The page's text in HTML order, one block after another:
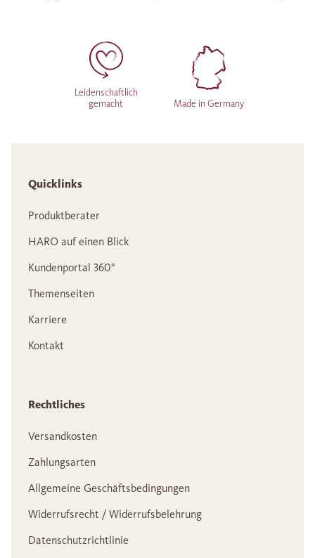
Leidenschaftlich
gemacht
Made in Germany
Quicklinks
Produktberater
HARO auf einen Blick
Kundenportal 360°
Themenseiten
Karriere
Kontakt
Rechtliches
Versandkosten
Zahlungsarten
Allgemeine Geschäftsbedingungen
Widerrufsrecht / Widerrufsbelehrung
Datenschutzrichtlinie